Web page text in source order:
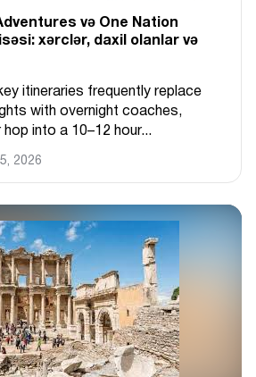
və One Nation
xərclər, daxil olanlar və
itineraries frequently replace
with overnight coaches,
into a 10–12 hour...
2026